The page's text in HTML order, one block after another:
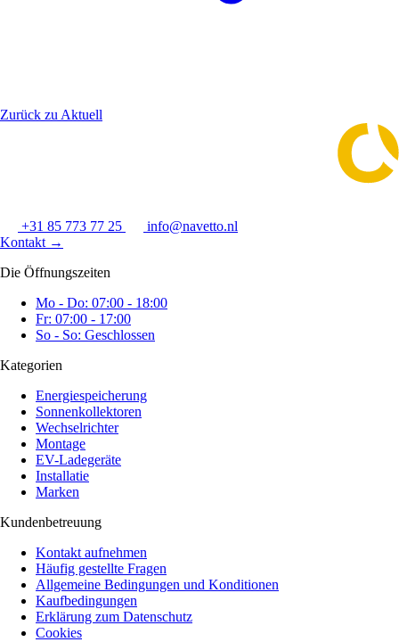
Zurück zu Aktuell
+31 85 773 77 25
info@navetto.nl
Kontakt →
Die Öffnungszeiten
Mo - Do: 07:00 - 18:00
Fr: 07:00 - 17:00
So - So: Geschlossen
Kategorien
Energiespeicherung
Sonnenkollektoren
Wechselrichter
Montage
EV-Ladegeräte
Installatie
Marken
Kundenbetreuung
Kontakt aufnehmen
Häufig gestellte Fragen
Allgemeine Bedingungen und Konditionen
Kaufbedingungen
Erklärung zum Datenschutz
Cookies